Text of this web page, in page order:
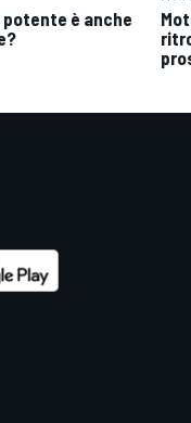
potente è anche